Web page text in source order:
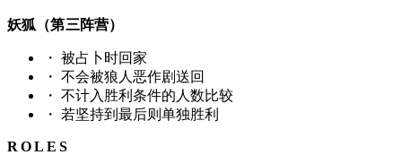
妖狐（第三阵营）
・ 被占卜时回家
・ 不会被狼人恶作剧送回
・ 不计入胜利条件的人数比较
・
若坚持到最后则单独胜利
ROLES